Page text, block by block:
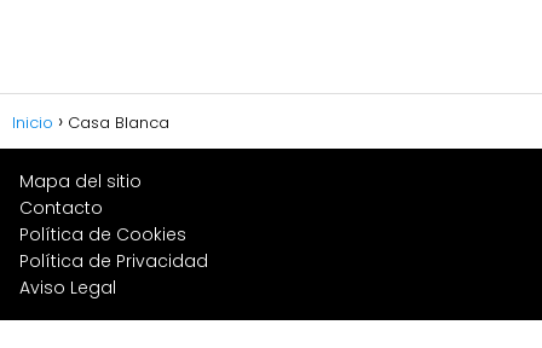
Inicio Casa Blanca
Mapa del sitio
Contacto
Política de Cookies
Política de Privacidad
Aviso Legal